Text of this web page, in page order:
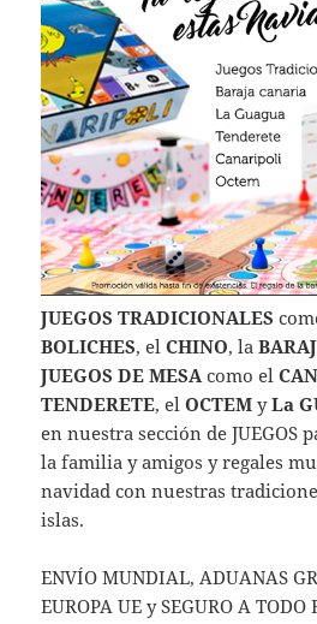
JUEGOS TRADICIONALES
BOLICHES, elCHINO, la
JUEGOS DE MESAcomo el
TENDERETE, elOCTEMyLa
en nuestra sección de JUEGOS
la familia y amigos y regales
navidad con nuestras
islas.
ENVÍO MUNDIAL, ADUANAS
EUROPA UE y SEGURO A TODO